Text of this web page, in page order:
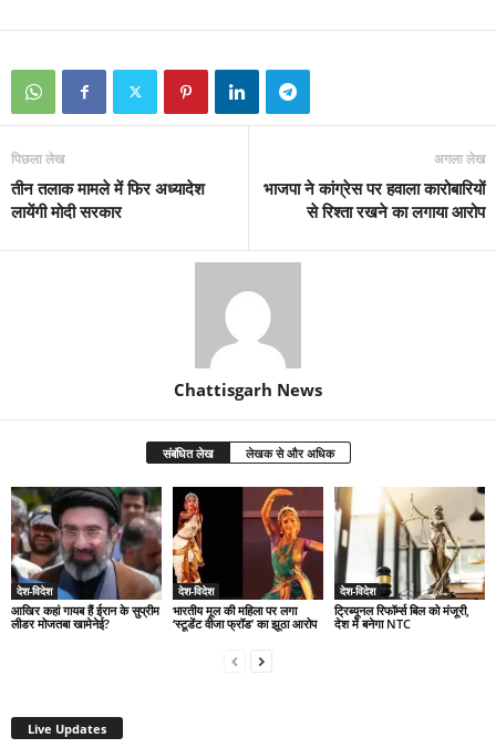
पिछला लेख
तीन तलाक मामले में फिर अध्यादेश
लायेंगी मोदी सरकार
अगला लेख
भाजपा ने कांग्रेस पर हवाला कारोबारियों
से रिश्ता रखने का लगाया आरोप
Chattisgarh News
संबंधित लेख लेखक से और अधिक
देश-विदेश
आखिर कहां गायब हैं ईरान के सुप्रीम
लीडर मोजतबा खामेनेई?
देश-विदेश
भारतीय मूल की महिला पर लगा
‘स्टूडेंट वीजा फ्रॉड’ का झूठा आरोप
देश-विदेश
ट्रिब्यूनल रिफॉर्म्स बिल को मंजूरी,
देश में बनेगा NTC
Live Updates